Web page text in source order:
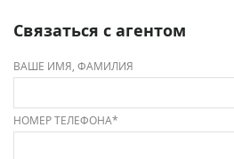
Связаться с агентом
ВАШЕ ИМЯ, ФАМИЛИЯ
НОМЕР ТЕЛЕФОНА*